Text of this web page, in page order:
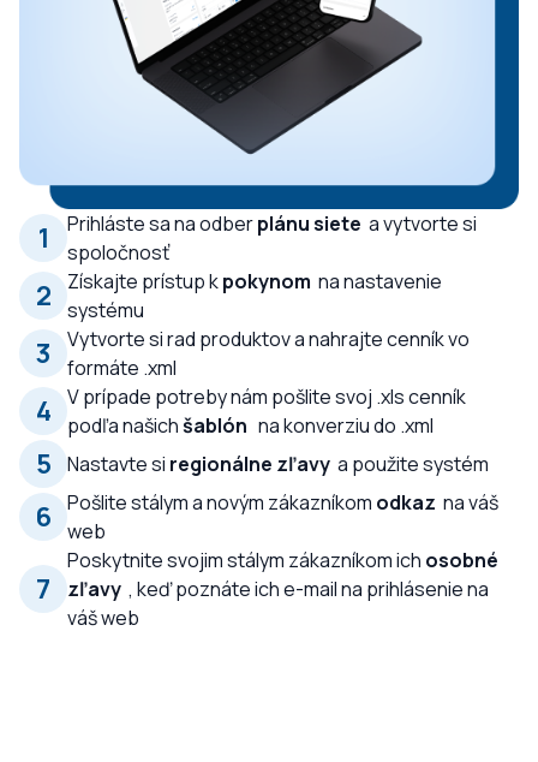
1 Prihláste sa na odberplánu siete a vytvorte si
spoločnosť
2 Získajte prístup kpokynom na nastavenie
systému
3
Vytvorte si rad produktov a nahrajte cenník vo
formáte .xml
4
V prípade potreby nám pošlite svoj .xls cenník
podľa našichšablón na konverziu do .xml
5 Nastavte si regionálne zľavy a použite systém
6 Pošlite stálym a novým zákazníkom odkaz na váš
web
7
Poskytnite svojim stálym zákazníkom ich osobné
zľavy , keď poznáte ich e-mail na prihlásenie na
váš web